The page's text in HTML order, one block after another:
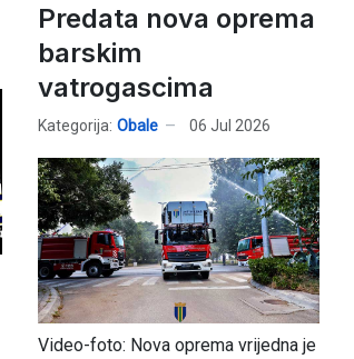
Predata nova oprema
barskim
vatrogascima
Kategorija: Obale 06 Jul 2026
Video-foto: Nova oprema vrijedna je